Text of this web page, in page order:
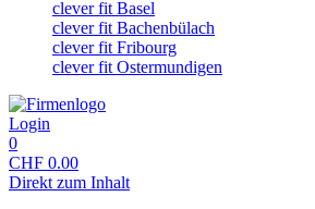
clever fit Basel
clever fit Bachenbülach
clever fit Fribourg
clever fit Ostermundigen
Login
0
CHF 0.00
Direkt zum Inhalt